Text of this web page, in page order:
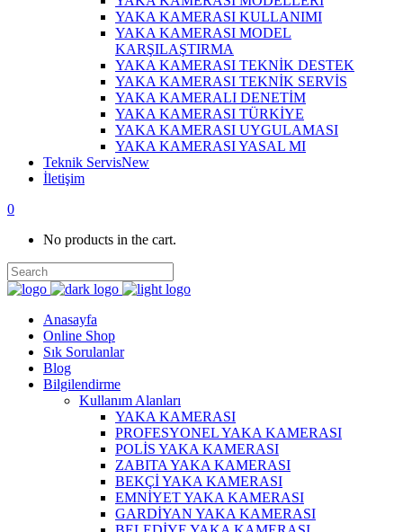
YAKA KAMERASI KULLANIMI
YAKA KAMERASI MODEL
KARŞILAŞTIRMA
YAKA KAMERASI TEKNİK DESTEK
YAKA KAMERASI TEKNİK SERVİS
YAKA KAMERALI DENETİM
YAKA KAMERASI TÜRKİYE
YAKA KAMERASI UYGULAMASI
YAKA KAMERASI YASAL MI
Teknik ServisNew
İletişim
0
No products in the cart.
Anasayfa
Online Shop
Sık Sorulanlar
Blog
Bilgilendirme
Kullanım Alanları
YAKA KAMERASI
PROFESYONEL YAKA KAMERASI
POLİS YAKA KAMERASI
ZABITA YAKA KAMERASI
BEKÇİ YAKA KAMERASI
EMNİYET YAKA KAMERASI
GARDİYAN YAKA KAMERASI